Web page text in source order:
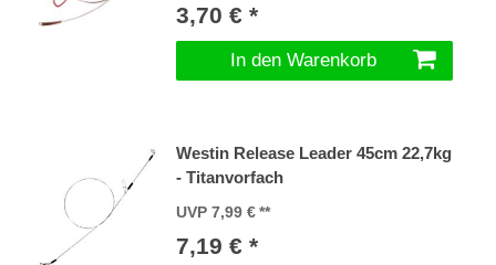
3,70 € *
In den Warenkorb
Westin Release Leader 45cm 22,7kg
- Titanvorfach
UVP 7,99 €
7,19 € *